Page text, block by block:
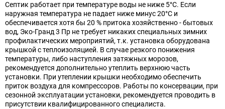
Септик работает при температуре воды не ниже 5°С. Если
наружная температура не падает ниже минус 20°С и
обеспечивается хотя бы 20 % притока хозяйственно - бытовых
вод, Эко-Гранд 3 Пр не требует никаких специальных зимних
профилактических мероприятий, т.к. установка оборудована
крышкой с теплоизоляцией. В случае резкого понижения
температуры, либо наступления затяжных морозов,
рекомендуется дополнительно утеплить верхнюю часть
установки. При утеплении крышки необходимо обеспечить
приток воздуха для компрессоров. Работы по консервации, при
сезонной эксплуатации установки, рекомендуется проводить в
присутствии квалифицированного специалиста.